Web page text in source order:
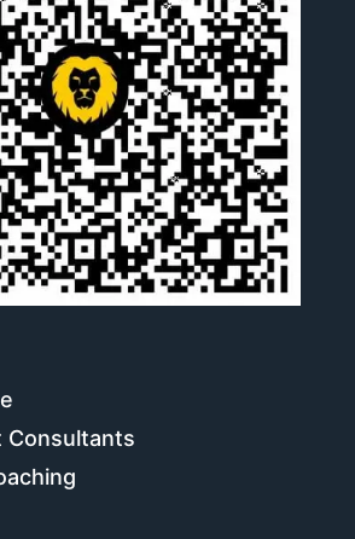
Consultants